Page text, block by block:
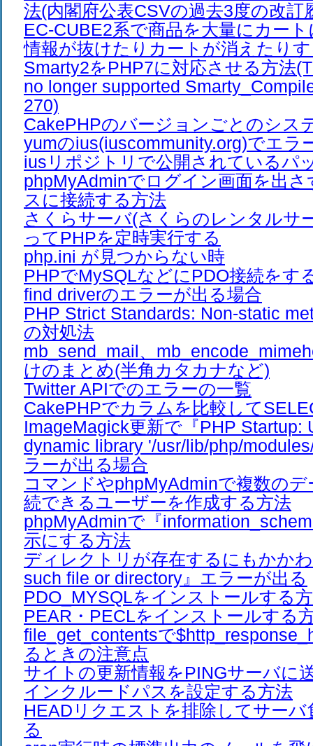
法(内閣府公表CSVの過去3度の改訂
EC-CUBE2系で商品を大量にカー
情報が抜けたりカートが消えたり
Smarty2をPHP7に対応させる方法
no longer supported
270)
CakePHPのバージョンごとのシス
yumのius(iuscommunity.org)でエラ
iusリポジトリで公開されているパ
phpMyAdminでログイン画面を出
スに接続する方法
さくらサーバ(さくらのレンタルサ
ってPHPを定時実行する
php.ini が見つからない時
PHPでMySQLなどにPDO接続をす
find driverのエラーが出る場合
PHP Strict Standards: Non-static
の対処法
mb_send_mail、
けのまとめ(半角カタカナなど)
Twitter APIでのエラーの一覧
CakePHPでカラムを比較して
ImageMagick更新で『PHP Startup:
dynamic library '/usr/lib/php/
ラーが出る場合
コマンドやphpMyAdminで複数の
続できるユーザーを作成する方法
phpMyAdminで『
示にする方法
ディレクトリが存在するにもかか
such file or directory』エラーが出る
PDO_MYSQLをインストールする
PEAR・PECLをインストールする
file_get_contentsで
るときの注意点
サイトの更新情報をPINGサーバに
インクルードパスを設定する方法
HEADリクエストを排除してサーバ
る